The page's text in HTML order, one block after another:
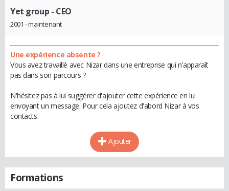
Yet group - CEO
2001 - maintenant
Une expérience absente ?
Vous avez travaillé avec Nizar dans une entreprise qui n'apparaît
pas dans son parcours ?
N'hésitez pas à lui suggérer d'ajouter cette expérience en lui
envoyant un message. Pour cela ajoutez d'abord Nizar à vos
contacts.
Ajouter
Formations